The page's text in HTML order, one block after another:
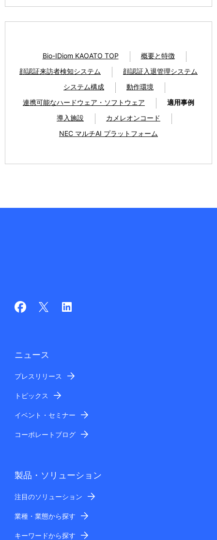
Bio-IDiom KAOATO TOP
概要と特徴
顔認証来訪者検知システム
顔認証入退管理システム
システム構成
動作環境
連携可能なハードウェア・ソフトウェア
適用事例
導入施設
カメレオンコード
NEC マルチAI プラットフォーム
ニュース
プレスリリース
トピックス
イベント・セミナー
コーポレートブログ
製品・ソリューション
注目のソリューション
業種・業態から探す
キーワードから探す